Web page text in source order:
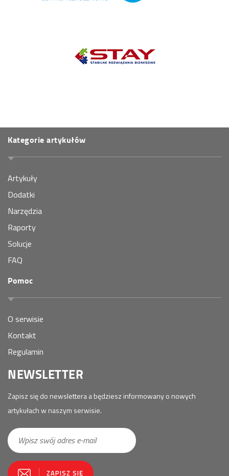
Kategorie artykułów
Artykuły
Dodatki
Narzędzia
Raporty
Solucje
FAQ
Pomoc
O serwisie
Kontakt
Regulamin
NEWSLETTER
Zapisz się do newslettera a będziesz informowany o nowych
artykułach w naszym serwisie.
E-
ZAPISZ SIĘ